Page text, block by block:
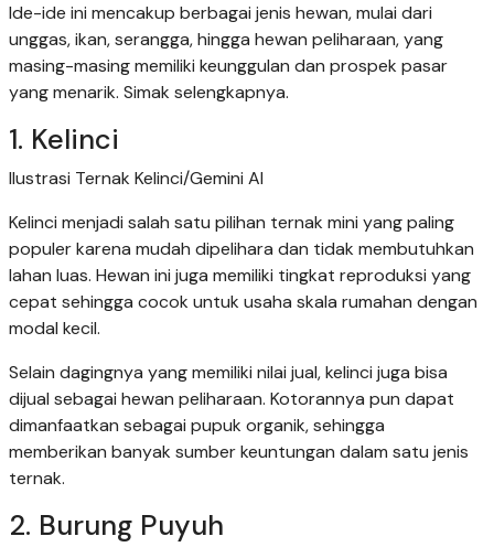
Ide-ide ini mencakup berbagai jenis hewan, mulai dari
unggas, ikan, serangga, hingga hewan peliharaan, yang
masing-masing memiliki keunggulan dan prospek pasar
yang menarik. Simak selengkapnya.
1. Kelinci
Ilustrasi Ternak Kelinci/Gemini AI
Kelinci menjadi salah satu pilihan ternak mini yang paling
populer karena mudah dipelihara dan tidak membutuhkan
lahan luas. Hewan ini juga memiliki tingkat reproduksi yang
cepat sehingga cocok untuk usaha skala rumahan dengan
modal kecil.
Selain dagingnya yang memiliki nilai jual, kelinci juga bisa
dijual sebagai hewan peliharaan. Kotorannya pun dapat
dimanfaatkan sebagai pupuk organik, sehingga
memberikan banyak sumber keuntungan dalam satu jenis
ternak.
2. Burung Puyuh